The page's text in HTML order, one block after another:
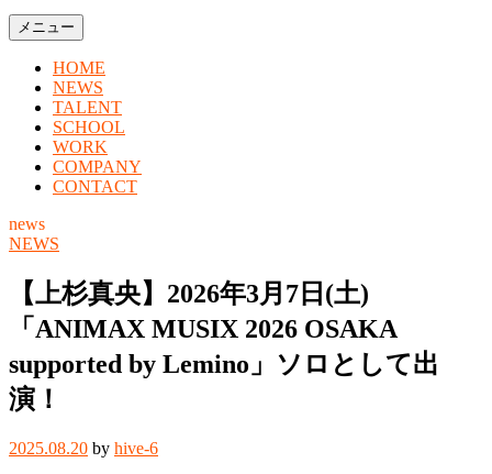
メニュー
HOME
NEWS
TALENT
SCHOOL
WORK
COMPANY
CONTACT
news
NEWS
【上杉真央】2026年3月7日(土)
「ANIMAX MUSIX 2026 OSAKA
supported by Lemino」ソロとして出
演！
2025.08.20 by hive-6